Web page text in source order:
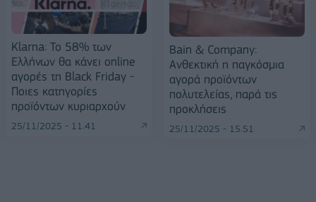
Klarna: Το 58% των
Ελλήνων θα κάνει online
αγορές τη Black Friday -
Ποιες κατηγορίες
προϊόντων κυριαρχούν
25/11/2025 - 11:41
Bain & Company:
Ανθεκτική η παγκόσμια
αγορά προϊόντων
πολυτελείας, παρά τις
προκλήσεις
25/11/2025 - 15:51